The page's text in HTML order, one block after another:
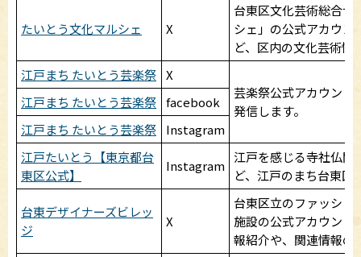
たいとう文化マルシェ X
台東区文化芸術総合サ
シェ」の公式アカウン
ど、区内の文化芸術情
江戸まち たいとう芸楽祭 X
芸楽祭公式アカウント
発信します。
江戸まち たいとう芸楽祭 facebook
江戸まち たいとう芸楽祭
Instagram
江戸たいとう【東京都台
東区公式】
Instagram
江戸を感じる寺社仏閣
ど、江戸のまち台東区
台東デザイナーズビレッ
ジ
X
台東区立のファッショ
施設の公式アカウント
報紹介や、関連情報の